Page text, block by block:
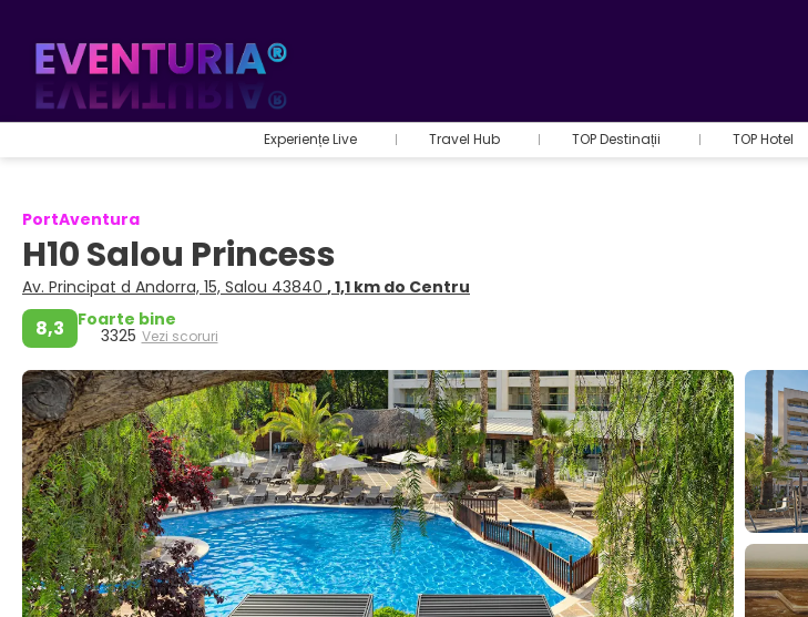
Experiențe Live Travel Hub TOP Destinații TOP Hotel
PortAventura
H10 Salou Princess
Av. Principat d Andorra, 15, Salou 43840 , 1,1 km do Centru
8,3 Foarte bine
3325 Vezi scoruri